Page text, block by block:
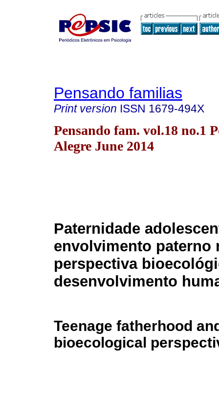
Pensando familias
Print version ISSN 1679-494X
Pensando fam. vol.18 no.1
Alegre June 2014
Paternidade
envolvimento paterno
perspectiva
desenvolvimento
Teenage fatherhood
bioecological